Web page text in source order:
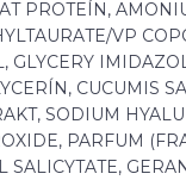
PROTEÍN,
VP
GLYCERY
CUCUMIS
SODIUM
PARFUM
SALICYTATE,